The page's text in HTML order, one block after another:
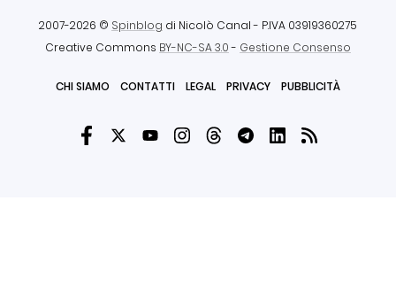
2007-2026 © Spinblog di Nicolò Canal - P.IVA 03919360275
Creative Commons BY-NC-SA 3.0- Gestione Consenso
CHI SIAMO CONTATTI LEGAL PRIVACY PUBBLICITÀ